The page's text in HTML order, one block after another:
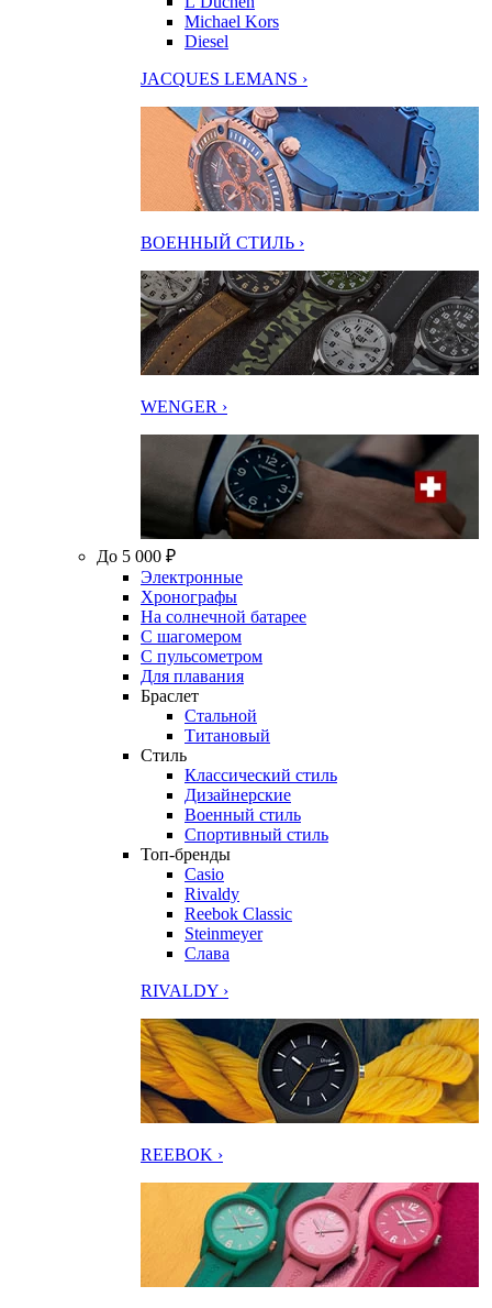
Michael Kors
Diesel
JACQUES LEMANS ›
ВОЕННЫЙ СТИЛЬ ›
WENGER ›
До 5 000 ₽
Электронные
Хронографы
На солнечной батарее
С шагомером
С пульсометром
Для плавания
Браслет
Стальной
Титановый
Стиль
Классический стиль
Дизайнерские
Военный стиль
Спортивный стиль
Топ-бренды
Casio
Rivaldy
Reebok Classic
Steinmeyer
Слава
RIVALDY ›
REEBOK ›